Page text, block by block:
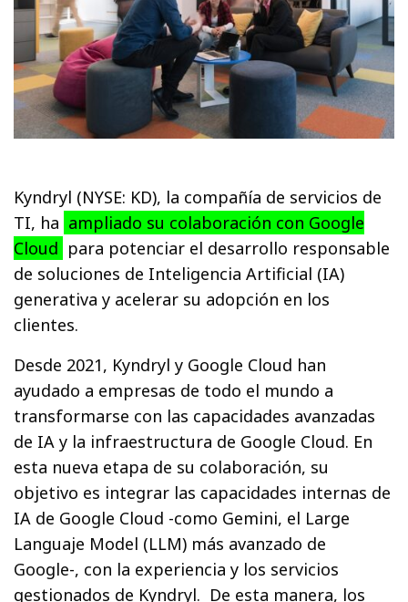
Kyndryl (NYSE: KD), la compañía de servicios de
TI, ha ampliado su colaboración con Google
Cloud para potenciar el desarrollo responsable
de soluciones de Inteligencia Artificial (IA)
generativa y acelerar su adopción en los
clientes.
Desde 2021, Kyndryl y Google Cloud han
ayudado a empresas de todo el mundo a
transformarse con las capacidades avanzadas
de IA y la infraestructura de Google Cloud. En
esta nueva etapa de su colaboración, su
objetivo es integrar las capacidades internas de
IA de Google Cloud -como Gemini, el Large
Languaje Model (LLM) más avanzado de
Google-, con la experiencia y los servicios
gestionados de Kyndryl. De esta manera, los